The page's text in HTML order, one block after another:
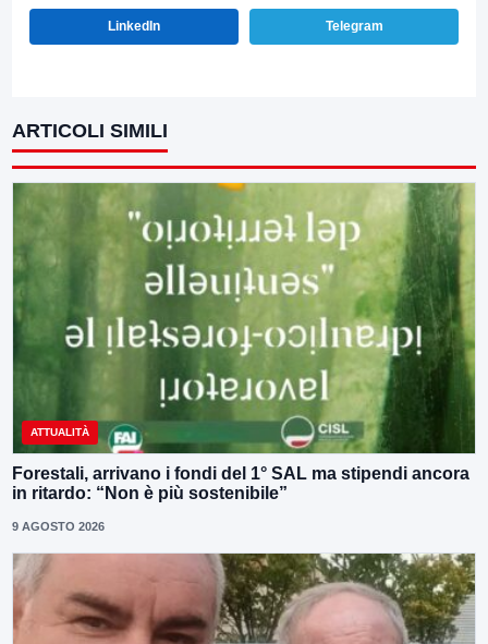
LinkedIn Telegram
ARTICOLI SIMILI
ATTUALITÀ
Forestali, arrivano i fondi del 1° SAL ma stipendi ancora
in ritardo: “Non è più sostenibile”
9 AGOSTO 2026